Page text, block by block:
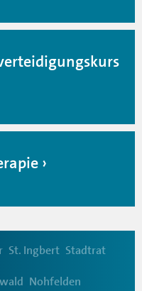
St. Ingbert Stadtrat
Nohfelden